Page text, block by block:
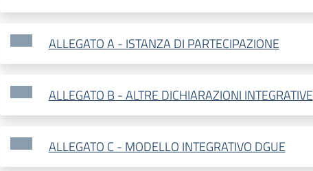
ALLEGATO A - ISTANZA DI PARTECIPAZIONE
ALLEGATO B - ALTRE DICHIARAZIONI INTEGRATIVE
ALLEGATO C - MODELLO INTEGRATIVO DGUE